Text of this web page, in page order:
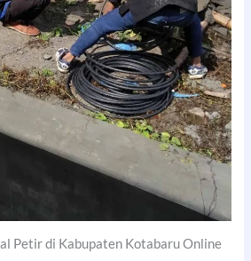
Petir di Kabupaten Kotabaru Online